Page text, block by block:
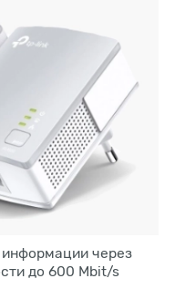
через
до 600 Mbit/s